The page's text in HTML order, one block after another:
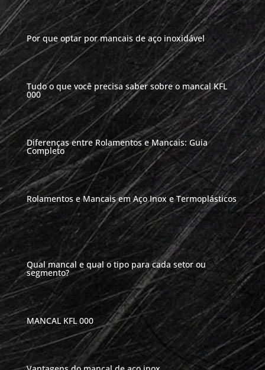
Por que optar por mancais de aço inoxidável
Tudo o que você precisa saber sobre o mancal KFL
000
Diferenças entre Rolamentos e Mancais: Guia
Completo
Rolamentos e Mancais em Aço Inox e Termoplásticos
Qual mancal e qual o tipo para cada setor ou
segmento?
MANCAL KFL 000